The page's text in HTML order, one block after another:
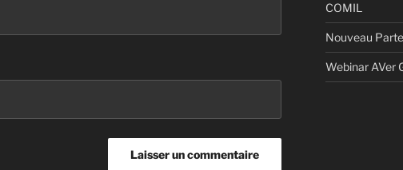
COMIL
Nouveau
Webinar AVer